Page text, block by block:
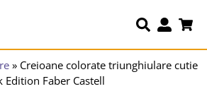
» Creioane colorate triunghiulare cutie
Faber Castell